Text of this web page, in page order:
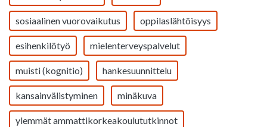
sosiaalinen vuorovaikutus oppilaslähtöisyys
esihenkilötyö mielenterveyspalvelut
muisti (kognitio) hankesuunnittelu
kansainvälistyminen minäkuva
ylemmät ammattikorkeakoulututkinnot